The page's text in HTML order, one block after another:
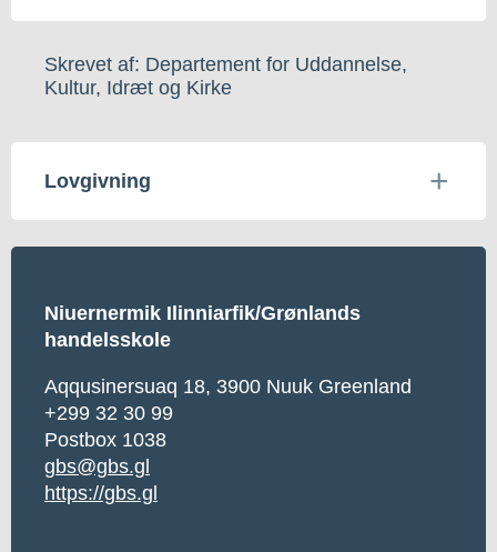
Skrevet af: Departement for Uddannelse,
Kultur, Idræt og Kirke
Lovgivning
Niuernermik Ilinniarfik/Grønlands
handelsskole
Aqqusinersuaq 18, 3900 Nuuk Greenland
+299 32 30 99
Postbox 1038
gbs@gbs.gl
https://gbs.gl